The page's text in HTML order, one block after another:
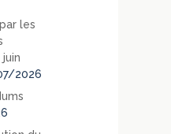
les
2026